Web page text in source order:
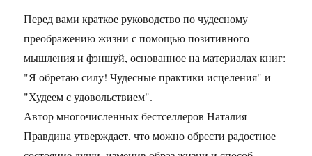
Перед вами краткое руководство по чудесному
преображению жизни с помощью позитивного
мышления и фэншуй, основанное на материалах книг:
"Я обретаю силу! Чудесные практики исцеления" и
"Худеем с удовольствием".
Автор многочисленных бестселлеров Наталия
Правдина утверждает, что можно обрести радостное